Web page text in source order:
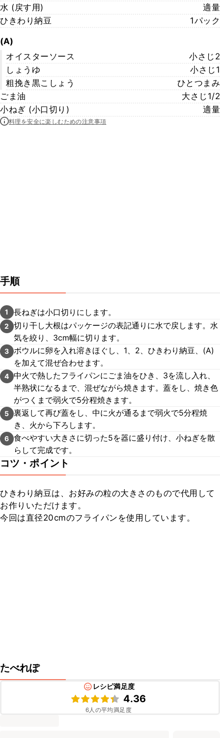
水 (戻す用)
適量
ひきわり納豆
1パック
(A)
オイスターソース
小さじ2
しょうゆ
小さじ1
粗挽き黒こしょう
ひとつまみ
ごま油
大さじ1/2
小ねぎ (小口切り)
適量
料理を安全に楽しむための注意事項
手順
1 長ねぎは小口切りにします。
2
切り干し大根はパッケージの表記通りに水で戻します。水
気を絞り、3cm幅に切ります。
3 ボウルに卵を入れ溶きほぐし、1、2、ひきわり納豆、(A)
を加えて混ぜ合わせます。
4 中火で熱したフライパンにごま油をひき、3を流し入れ、
半熟状になるまで、混ぜながら焼きます。蓋をし、焼き色
がつくまで弱火で5分程焼きます。
5 裏返して再び蓋をし、中に火が通るまで弱火で5分程焼
き、火から下ろします。
6 食べやすい大きさに切った5を器に盛り付け、小ねぎを散
らして完成です。
コツ・ポイント
ひきわり納豆は、お好みの粒の大きさのもので代用して
お作りいただけます。
今回は直径20cmのフライパンを使用しています。
たべれぽ
レシピ満足度
4.36
6人の平均満足度